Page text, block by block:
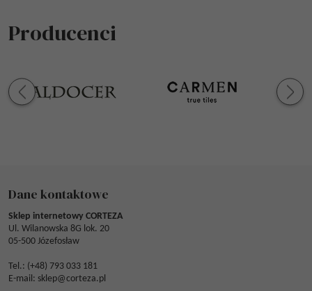
Producenci
Dane kontaktowe
Sklep internetowy CORTEZA
Ul. Wilanowska 8G lok. 20
05-500 Józefosław
Tel.: (+48) 793 033 181
E-mail: sklep@corteza.pl